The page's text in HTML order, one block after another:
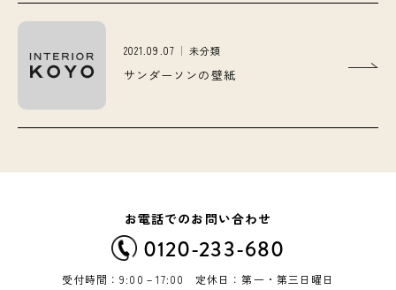
2021.09.07 未分類
サンダーソンの壁紙
お電話でのお問い合わせ
0120-233-680
受付時間：9:00－17:00 定休日：第一・第三日曜日